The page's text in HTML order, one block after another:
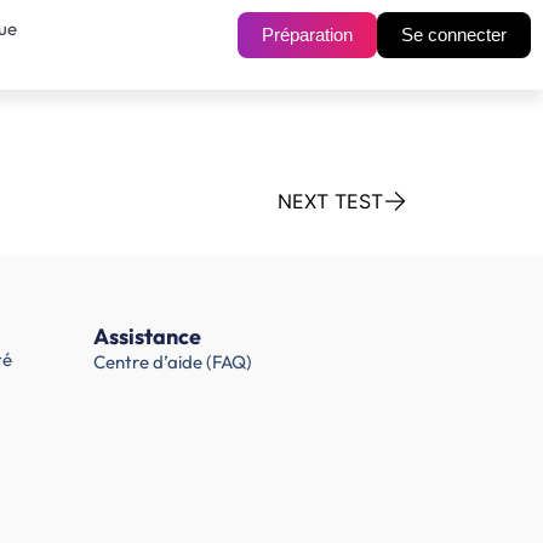
Préparation Se connecter
NEXT TEST
Assistance
Centre d’aide (FAQ)